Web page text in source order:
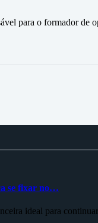
para o formador de
se fixar no…
ideal para